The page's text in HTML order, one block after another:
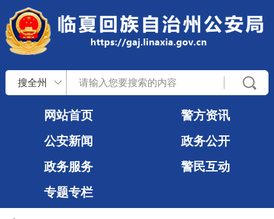
搜全州
网站首页
警方资讯
公安新闻
政务公开
政务服务
警民互动
专题专栏